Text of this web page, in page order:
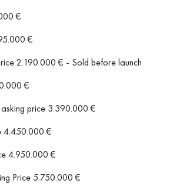
€
€
2.190.000 € - Sold before launch
€
price 3.390.000 €
4.450.000 €
4.950.000 €
Price 5.750.000 €